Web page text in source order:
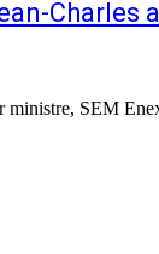
Charles
ministre, SEM